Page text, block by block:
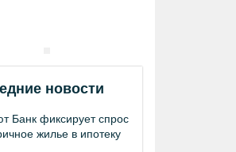
новости
Банк фиксирует спрос
жилье в ипотеку